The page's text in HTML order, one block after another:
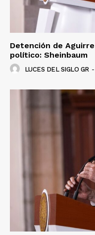
Detención de
político: Sheinbaum
LUCES DEL SIGLO GR -